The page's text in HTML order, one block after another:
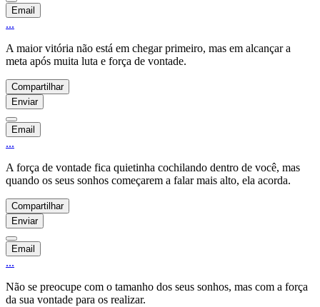
Email
...
A maior vitória não está em chegar primeiro, mas em alcançar a
meta após muita luta e força de vontade.
Compartilhar
Enviar
Email
...
A força de vontade fica quietinha cochilando dentro de você, mas
quando os seus sonhos começarem a falar mais alto, ela acorda.
Compartilhar
Enviar
Email
...
Não se preocupe com o tamanho dos seus sonhos, mas com a força
da sua vontade para os realizar.